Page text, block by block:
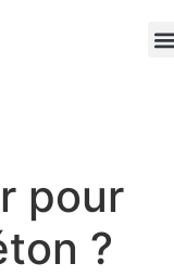
pour
?